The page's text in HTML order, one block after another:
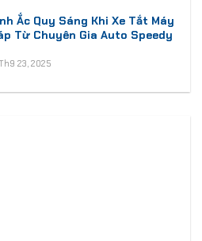
Ắc Quy Sáng Khi Xe Tắt Máy
Từ Chuyên Gia Auto Speedy
Th9 23, 2025